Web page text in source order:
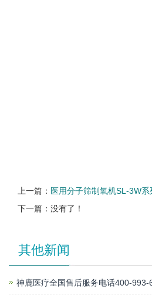
上一篇： 医用分子筛制氧机SL-3W
下一篇：没有了！
其他新闻
神鹿医疗全国售后服务电话400-993-